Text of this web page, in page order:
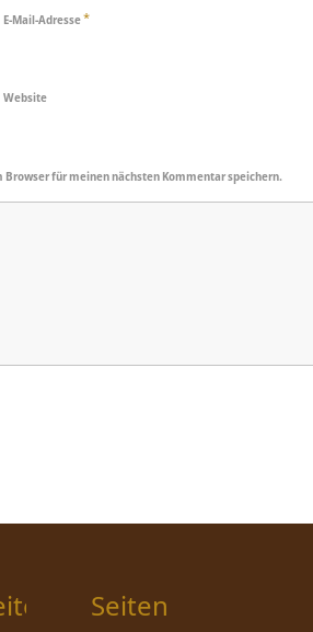
E-Mail-Adresse*
Website
Browser für meinen nächsten Kommentar speichern.
Seiten